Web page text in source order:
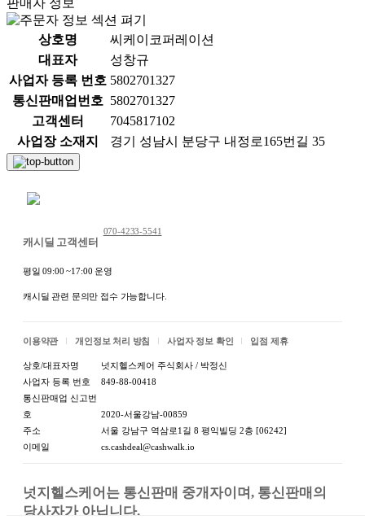
판매자 정보
상호명
씨케이코퍼레이션
대표자
성창규
사업자 등록 번호 5802701327
통신판매업번호 5802701327
고객센터
7045817102
사업장 소재지
경기 성남시 분당구 내정로165번길 35
캐시딜 고객센터
070-4233-5541
평일 09:00 ~17:00 운영
캐시딜 관련 문의만 접수 가능합니다.
이용약관 개인정보 처리 방침 사업자 정보 확인 입점 제휴
상호/대표자명
넛지헬스케어 주식회사 / 박정신
사업자 등록 번호
849-88-00418
통신판매업 신고번
호
2020-서울강남-00859
주소
서울 강남구 역삼로1길 8 평익빌딩 2층 [06242]
이메일
cs.cashdeal@cashwalk.io
넛지헬스케어는 통신판매 중개자이며, 통신판매의
당사자가 아닙니다.